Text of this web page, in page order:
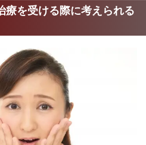
療を受ける際に考えられる